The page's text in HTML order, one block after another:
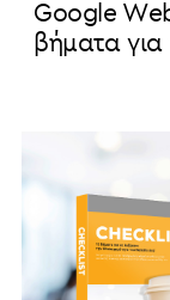
Google
βήματα για